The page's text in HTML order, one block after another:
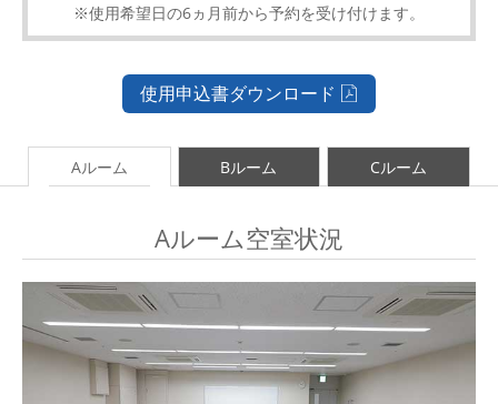
※使用希望日の6ヵ月前から予約を受け付けます。
使用申込書ダウンロード
Aルーム Bルーム Cルーム
Aルーム空室状況